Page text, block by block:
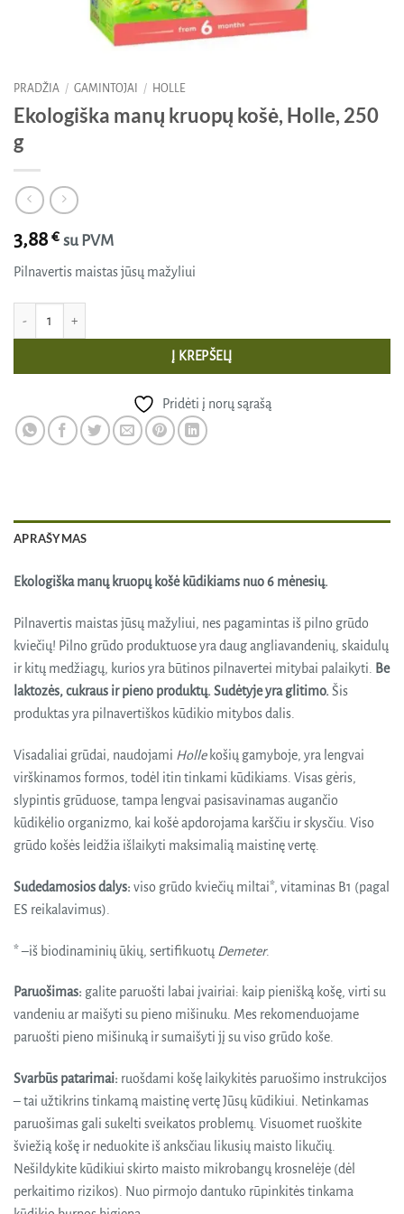
PRADŽIA / GAMINTOJAI / HOLLE
Ekologiška manų kruopų košė, Holle, 250
g
3,88 € su PVM
Pilnavertis maistas jūsų mažyliui
Į KREPŠELĮ
Pridėti į norų sąrašą
APRAŠYMAS
Ekologiška manų kruopų košė kūdikiams nuo 6 mėnesių.
Pilnavertis maistas jūsų mažyliui, nes pagamintas iš pilno grūdo
kviečių! Pilno grūdo produktuose yra daug angliavandenių, skaidulų
ir kitų medžiagų, kurios yra būtinos pilnavertei mitybai palaikyti.
Be
laktozės, cukraus ir pieno produktų. Sudėtyje yra glitimo. Šis
produktas yra pilnavertiškos kūdikio mitybos dalis.
Visadaliai grūdai, naudojami Hollekošių gamyboje, yra lengvai
virškinamos formos, todėl itin tinkami kūdikiams. Visas gėris,
slypintis grūduose, tampa lengvai pasisavinamas augančio
kūdikėlio organizmo, kai košė apdorojama karščiu ir skysčiu. Viso
grūdo košės leidžia išlaikyti maksimalią maistinę vertę.
Sudedamosios dalys: viso grūdo kviečių miltai*, vitaminas B1 (pagal
ES reikalavimus).
* –iš biodinaminių ūkių, sertifikuotų Demeter.
Paruošimas: galite paruošti labai įvairiai: kaip pienišką košę, virti su
vandeniu ar maišyti su pieno mišinuku. Mes rekomenduojame
paruošti pieno mišinuką ir sumaišyti jį su viso grūdo koše.
Svarbūs patarimai: ruošdami košę laikykitės paruošimo instrukcijos
– tai užtikrins tinkamą maistinę vertę Jūsų kūdikiui. Netinkamas
paruošimas gali sukelti sveikatos problemų. Visuomet ruoškite
šviežią košę ir neduokite iš anksčiau likusių maisto likučių.
Nešildykite kūdikiui skirto maisto mikrobangų krosnelėje (dėl
perkaitimo rizikos). Nuo pirmojo dantuko rūpinkitės tinkama